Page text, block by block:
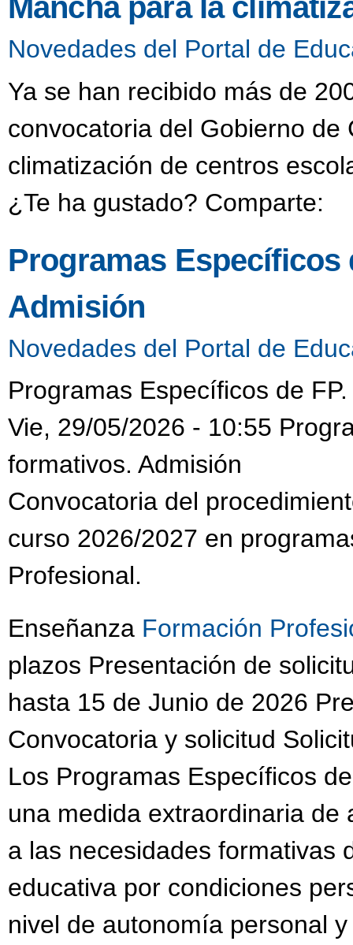
Mancha para la
Novedades del Portal de
Ya se han recibido más de
convocatoria del Gobierno
climatización de centros
¿Te ha gustado? Comparte:
Programas Específicos
Admisión
Novedades del Portal de
Programas Específicos de
Vie, 29/05/2026 - 10:55
formativos. Admisión
Convocatoria del
curso 2026/2027 en
Profesional.
Enseñanza Formación
plazos Presentación de
hasta 15 de Junio de 2026
Convocatoria y solicitud
Los Programas Específicos
una medida extraordinaria
a las necesidades formativas
educativa por condiciones
nivel de autonomía personal